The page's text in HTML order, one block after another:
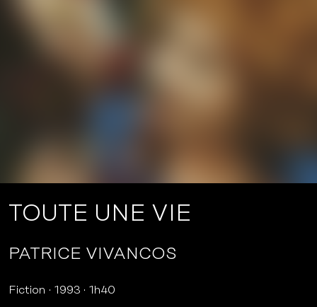
TOUTE UNE VIE
PATRICE VIVANCOS
Fiction 1993 1h40